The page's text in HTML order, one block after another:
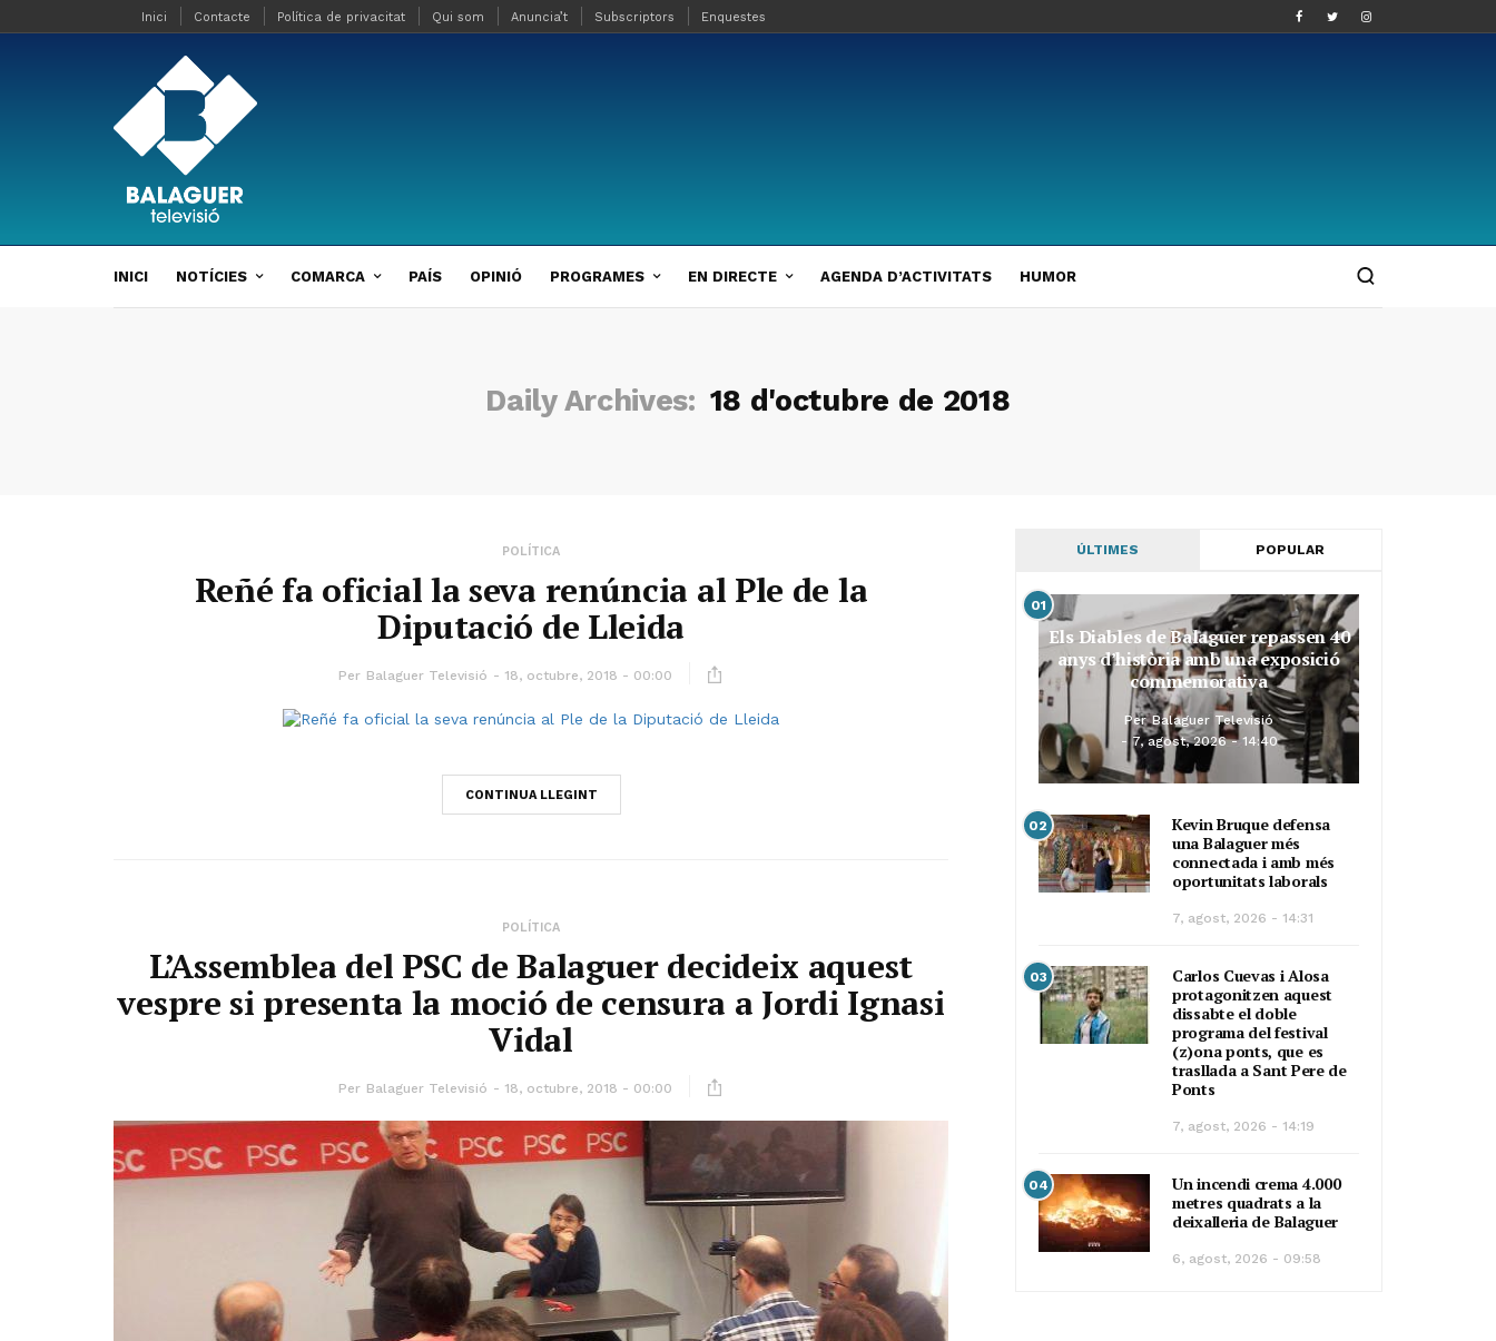
Inici Contacte Política de privacitat Qui som Anuncia’t Subscriptors Enquestes
INICI NOTÍCIES COMARCA PAÍS OPINIÓ PROGRAMES EN DIRECTE AGENDA D’ACTIVITATS HUMOR
Daily Archives: 18 d'octubre de 2018
POLÍTICA
Reñé fa oficial la seva renúncia al Ple de la
Diputació de Lleida
Per Balaguer Televisió 18, octubre, 2018 - 00:00
CONTINUA LLEGINT
POLÍTICA
L’Assemblea del PSC de Balaguer decideix aquest
vespre si presenta la moció de censura a Jordi Ignasi
Vidal
Per Balaguer Televisió 18, octubre, 2018 - 00:00
ÚLTIMES POPULAR
01
Els Diables de Balaguer repassen 40
anys d’història amb una exposició
commemorativa
Per Balaguer Televisió
7, agost, 2026 - 14:40
02
Kevin Bruque defensa
una Balaguer més
connectada i amb més
oportunitats laborals
7, agost, 2026 - 14:31
03
Carlos Cuevas i Alosa
protagonitzen aquest
dissabte el doble
programa del festival
(z)ona ponts, que es
trasllada a Sant Pere de
Ponts
7, agost, 2026 - 14:19
04
Un incendi crema 4.000
metres quadrats a la
deixalleria de Balaguer
6, agost, 2026 - 09:58